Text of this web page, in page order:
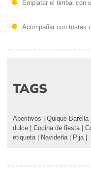
Emplatar el timbal con
Acompañar con tostas
TAGS
Aperitivos | Quique Barella
dulce | Cocina de fiesta |
etiqueta | Navideña | Pija |